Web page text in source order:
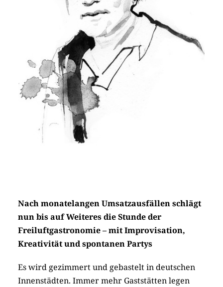
Nach monatelangen Umsatzausfällen schlägt
nun bis auf Weiteres die Stunde der
Freiluftgastronomie – mit Improvisation,
Kreativität und spontanen Partys
Es wird gezimmert und gebastelt in deutschen
Innenstädten. Immer mehr Gaststätten legen